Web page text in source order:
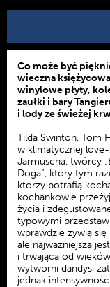
Co może być
wieczna
winylowe płyty,
zaułki i bary
i lody ze świeżej
Tilda Swinton, Tom
w klimatycznej
Jarmuscha, twórcy
Doga”, który tym
którzy potrafią
kochankowie
życia i
typowymi
wprawdzie żywią
ale najważniejsza
i trwająca od
wytworni dandysi
jednak